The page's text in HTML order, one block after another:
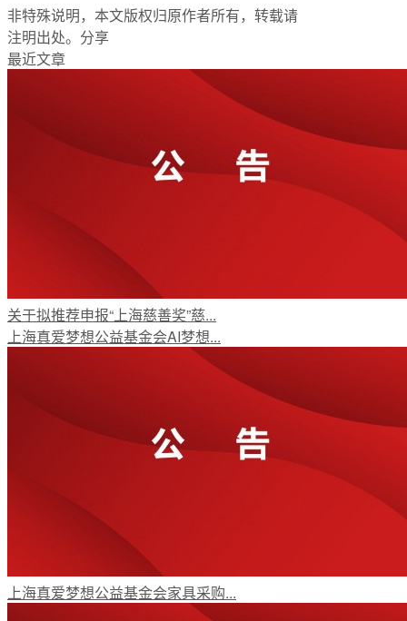
非特殊说明，本文版权归原作者所有，转载请
注明出处。 分享
最近文章
关于拟推荐申报“上海慈善奖”慈...
上海真爱梦想公益基金会AI梦想...
上海真爱梦想公益基金会家具采购...